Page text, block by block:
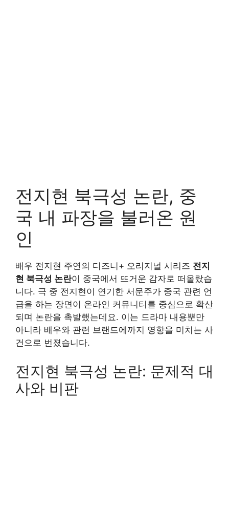
전지현 북극성 논란, 중
국 내 파장을 불러온 원
인
배우 전지현 주연의 디즈니+ 오리지널 시리즈 전지
현 북극성 논란이 중국에서 뜨거운 감자로 떠올랐습
니다. 극 중 전지현이 연기한 서문주가 중국 관련 언
급을 하는 장면이 온라인 커뮤니티를 중심으로 확산
되며 논란을 촉발했는데요. 이는 드라마 내용뿐만
아니라 배우와 관련 브랜드에까지 영향을 미치는 사
건으로 번졌습니다.
전지현 북극성 논란: 문제적 대
사와 비판